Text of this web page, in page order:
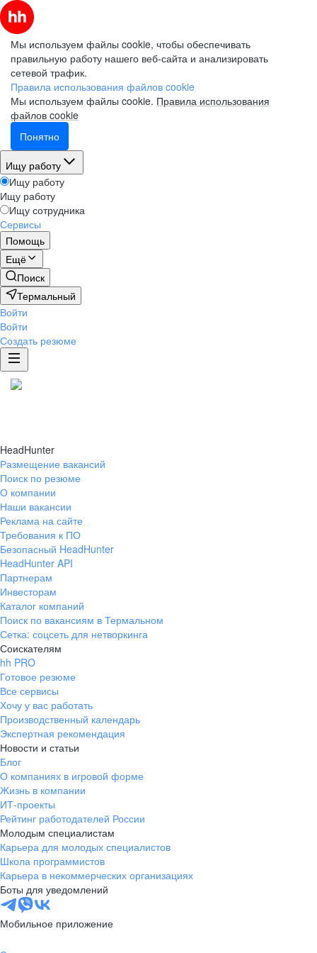
Мы используем файлы cookie, чтобы обеспечивать
правильную работу нашего веб-сайта и анализировать
сетевой трафик.
Правила использования файлов cookie
Мы используем файлы cookie. Правила использования
файлов cookie
Понятно
Ищу работу
Ищу работу
Ищу работу
Ищу сотрудника
Сервисы
Помощь
Ещё
Поиск
Термальный
Войти
Войти
Создать резюме
HeadHunter
Размещение вакансий
Поиск по резюме
О компании
Наши вакансии
Реклама на сайте
Требования к ПО
Безопасный HeadHunter
HeadHunter API
Партнерам
Инвесторам
Каталог компаний
Поиск по вакансиям в Термальном
Сетка: соцсеть для нетворкинга
Соискателям
hh PRO
Готовое резюме
Все сервисы
Хочу у вас работать
Производственный календарь
Экспертная рекомендация
Новости и статьи
Блог
О компаниях в игровой форме
Жизнь в компании
ИТ-проекты
Рейтинг работодателей России
Молодым специалистам
Карьера для молодых специалистов
Школа программистов
Карьера в некоммерческих организациях
Боты для уведомлений
Мобильное приложение